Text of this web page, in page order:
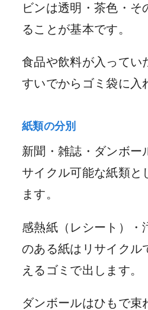
ビンは透明・茶色・そ
ることが基本です。
食品や飲料が入ってい
すいでからゴミ袋に入
紙類の分別
新聞・雑誌・ダンボー
サイクル可能な紙類と
ます。
感熱紙（レシート）・
のある紙はリサイクル
えるゴミで出します。
ダンボールはひもで束